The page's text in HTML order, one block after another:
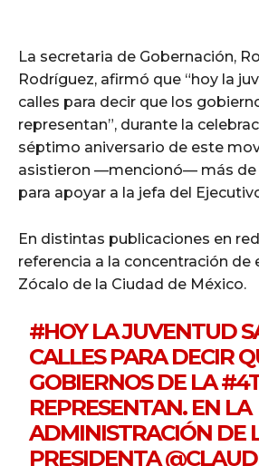
La secretaria de Gobernación,
Rodríguez, afirmó que “hoy la
calles para decir que los
representan”, durante la
séptimo aniversario de este
asistieron —mencionó— más de
para apoyar a la jefa del
En distintas publicaciones en
referencia a la concentración de
Zócalo de la Ciudad de México.
#HOYLA JUVENTUD
CALLES PARA DECIR
GOBIERNOS DE LA
REPRESENTAN. EN LA
ADMINISTRACIÓN DE
PRESIDENTA